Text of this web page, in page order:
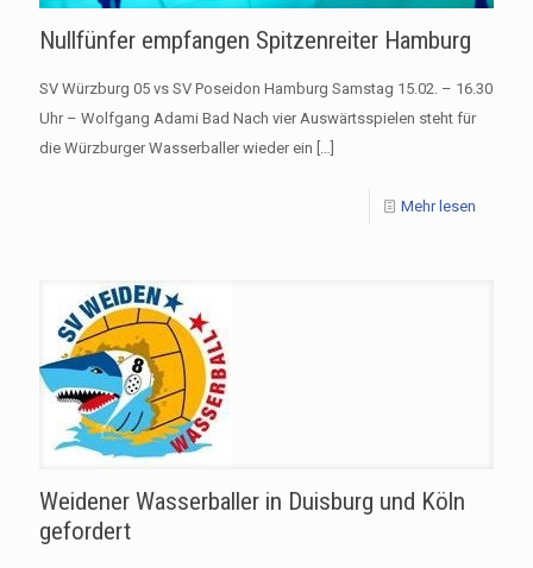
Nullfünfer empfangen Spitzenreiter Hamburg
SV Würzburg 05 vs SV Poseidon Hamburg Samstag 15.02. – 16.30
Uhr – Wolfgang Adami Bad Nach vier Auswärtsspielen steht für
die Würzburger Wasserballer wieder ein
Mehr lesen
Weidener Wasserballer in Duisburg und Köln
gefordert